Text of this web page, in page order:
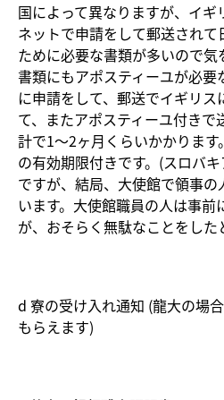
国によって異なりますが、イ
ネットで申請をして郵送されて
ために必要な書類が多いので
書類にもアポスティーユが必要
に申請をして、郵送でイギリス
て、またアポスティーユ付きで
計で1〜2ヶ月くらいかかりま
の有効期限付きです。(スロバ
ですが、結局、大使館で領事
います。大使館職員の人は事
が、おそらく無駄なことをした
d 寮の受け入れ通知 (龍大の場
もらえます)